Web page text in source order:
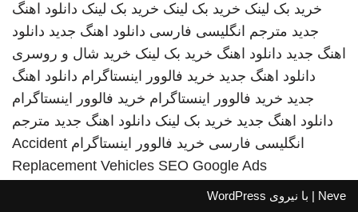
خرید بک لینک خرید بک لینک خرید بک لینک دانلود اهنگ
جدید مترجم انگلیسی فارسی دانلود اهنگ جدید دانلود
اهنگ جدید دانلود اهنگ خرید بک لینک خرید شال و روسری
دانلود اهنگ جدید خرید فالوور اینستاگرام دانلود اهنگ
جدید خرید فالوور اینستاگرام خرید فالوور اینستاگرام
دانلود اهنگ جدید خرید بک لینک دانلود اهنگ جدید مترجم
انگلیسی فارسی خرید فالوور اینستاگرام Accident
Replacement Vehicles SEO Google Ads
Neve | با نیروی WordPress